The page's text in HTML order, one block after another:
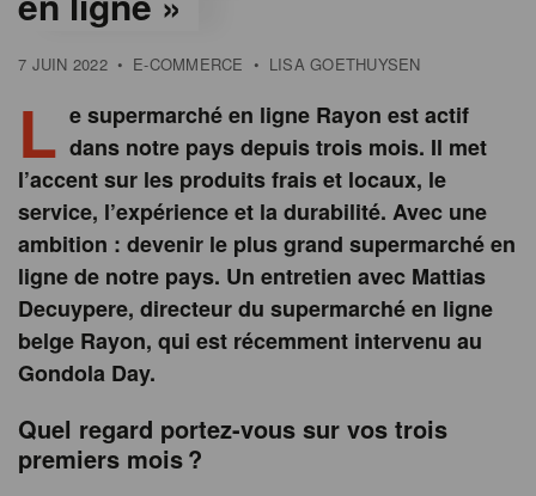
7 JUIN 2022 • E-COMMERCE • LISA GOETHUYSEN
L e supermarché en ligne Rayon est actif
dans notre pays depuis trois mois. Il met
l’accent sur les produits frais et locaux, le
service, l’expérience et la durabilité. Avec une
ambition : devenir le plus grand supermarché en
ligne de notre pays. Un entretien avec Mattias
Decuypere, directeur du supermarché en ligne
belge Rayon, qui est récemment intervenu au
Gondola Day.
Quel regard portez-vous sur vos trois
premiers mois ?